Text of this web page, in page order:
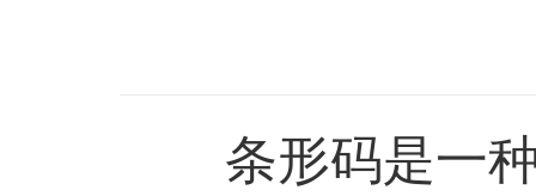
条形码是一种